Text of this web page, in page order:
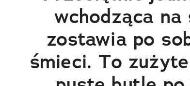
wchodząca
zostawia po
śmieci. To